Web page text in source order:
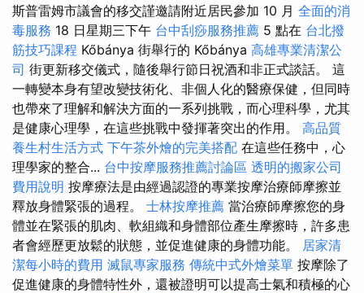
斯普雷姆市議會的移交謹邀請附近居民參加 10 月 全面的消
毒服務 18 日星期三下午 台中刮痧服務推薦 5 點在 台北撥
筋技巧課程 Kőbánya 街舉行的 Kőbánya 高雄專業清潔公
司 街更新移交儀式，隨後舉行節日祝酒和非正式談話。 這
一轉變本身有望改變技術化、非個人化的醫療保健，但同時
也帶來了理解和解決方面的一系列挑戰，而心理科學，尤其
是健康心理學，在這些挑戰中發揮著突出的作用。 高品質
養生村生活方式 下午茶外燴的完美搭配 在這些任務中，心
理學家的整合... 台中按摩服務推薦討論區 透明的搬家公司
費用說明 按摩療法是由經過認證的專業按摩治療師摩擦並
釋放身體緊張的過程。 士林按摩推薦 當治療師摩擦您的身
體並在緊張的肌肉、軟組織和身體部位產生摩擦時，許多患
者會經歷更放鬆的狀態，並促進健康的身體功能。 居家清
潔每小時的費用 滅鼠專家服務 傳統中式外燴菜單 按摩除了
促進健康的身體特性外，還被證明可以提高士氣和積極的心